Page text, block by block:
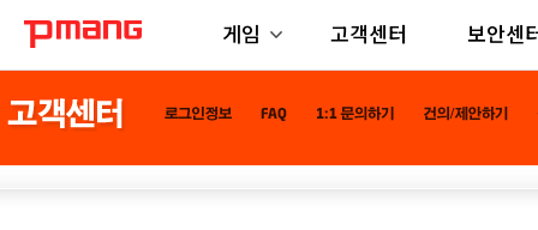
게임 고객센터 보안센